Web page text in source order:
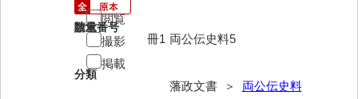
請求番号
両公伝史料5
分類
藩政文書 ＞ 両公伝史料
数量
冊1
閲覧
撮影
掲載